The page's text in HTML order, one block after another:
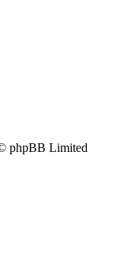
phpBB Limited